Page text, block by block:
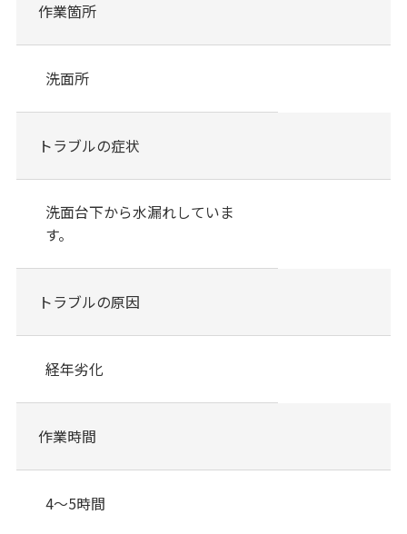
作業箇所
洗面所
トラブルの症状
洗面台下から水漏れしていま
す。
トラブルの原因
経年劣化
作業時間
4～5時間